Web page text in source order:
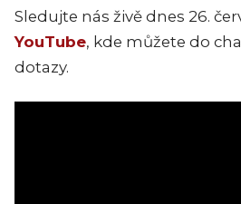
Sledujte nás živě dnes 26.
YouTube, kde můžete do
dotazy.